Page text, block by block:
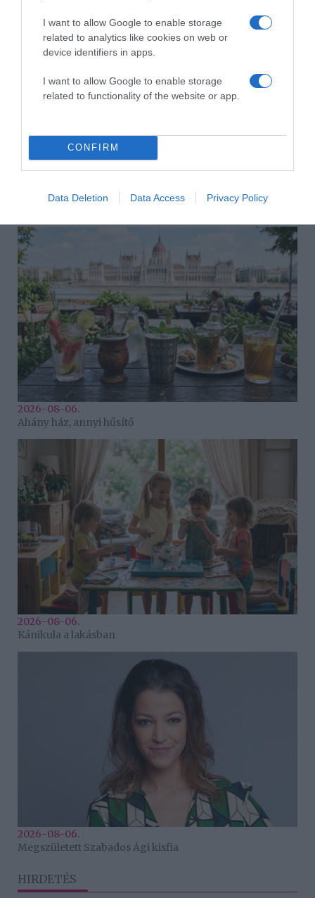
I want to allow Google to enable storage
related to analytics like cookies on web or
device identifiers in apps.
I want to allow Google to enable storage
related to functionality of the website or app.
CONFIRM
Data Deletion Data Access Privacy Policy
2026-08-06.
2026-08-06.
Ahány ház, annyi hűsítő
2026-08-06.
Kánikula a lakásban
2026-08-06.
Megszületett Szabados Ági kisfia
HIRDETÉS